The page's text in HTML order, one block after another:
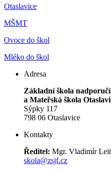
Otaslavice
MŠMT
Ovoce do škol
Mléko do škol
Adresa
Základní škola
a Mateřská škola
Sýpky 117
798 06 Otaslavice
Kontakty
Ředitel: Mgr. Vladimír
skola@zsjf.cz